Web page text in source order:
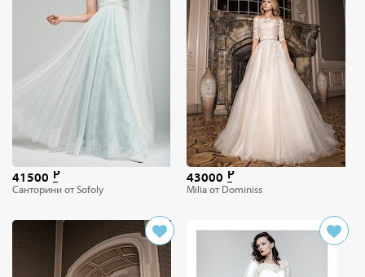
41500
Санторини от Sofoly
43000
Milia от Dominiss